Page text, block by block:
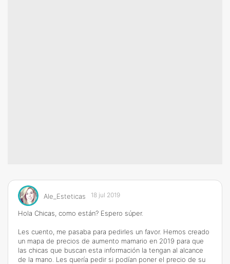
Ale_Esteticas 18 jul 2019
Hola Chicas, como están? Espero súper.
Les cuento, me pasaba para pedirles un favor. Hemos creado
un mapa de precios de aumento mamario en 2019 para que
las chicas que buscan esta información la tengan al alcance
de la mano. Les quería pedir si podían poner el precio de su